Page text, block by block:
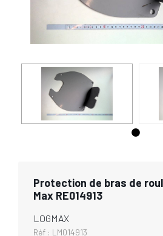
Protection de bras de
Max RE014913
LOGMAX
Réf : LM014913